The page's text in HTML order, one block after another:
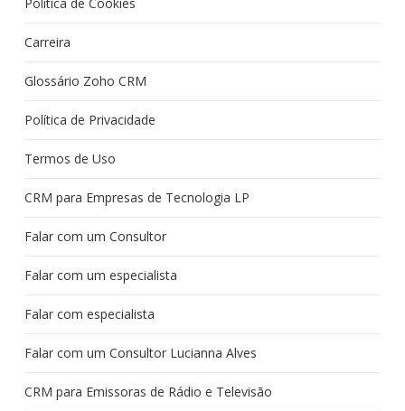
Carreira
Glossário Zoho CRM
Política de Privacidade
Termos de Uso
CRM para Empresas de Tecnologia LP
Falar com um Consultor
Falar com um especialista
Falar com especialista
Falar com um Consultor Lucianna Alves
CRM para Emissoras de Rádio e Televisão